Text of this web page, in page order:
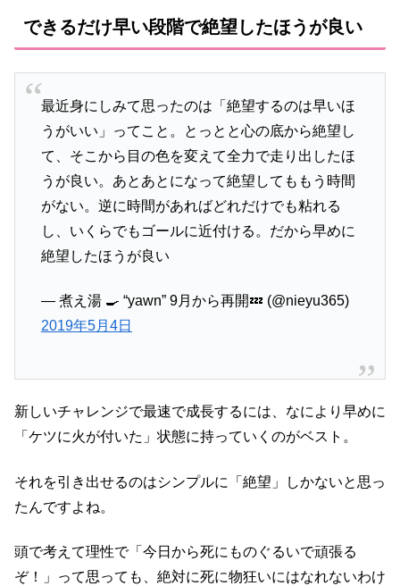
できるだけ早い段階で絶望したほうが良い
最近身にしみて思ったのは「絶望するのは早いほ
うがいい」ってこと。とっとと心の底から絶望し
て、そこから目の色を変えて全力で走り出したほ
うが良い。あとあとになって絶望してももう時間
がない。逆に時間があればどれだけでも粘れる
し、いくらでもゴールに近付ける。だから早めに
絶望したほうが良い
— 煮え湯 🍳 “yawn” 9月から再開💤 (@nieyu365)
2019年5月4日
新しいチャレンジで最速で成長するには、なにより早めに
「ケツに火が付いた」状態に持っていくのがベスト。
それを引き出せるのはシンプルに「絶望」しかないと思っ
たんですよね。
頭で考えて理性で「今日から死にものぐるいで頑張る
ぞ！」って思っても、絶対に死に物狂いにはなれないわけ